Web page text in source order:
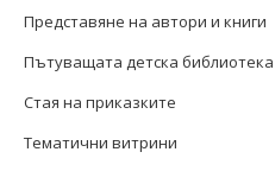
Представяне на автори и книги
Пътуващата детска библиотека
Стая на приказките
Тематични витрини